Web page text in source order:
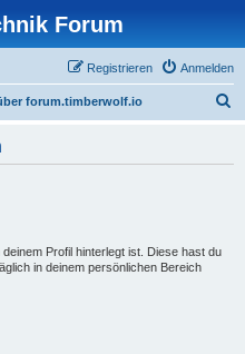
Forum
Anmelden
Registrieren
forum.timberwolf.io
Profil hinterlegt ist. Diese hast du
in deinem persönlichen Bereich